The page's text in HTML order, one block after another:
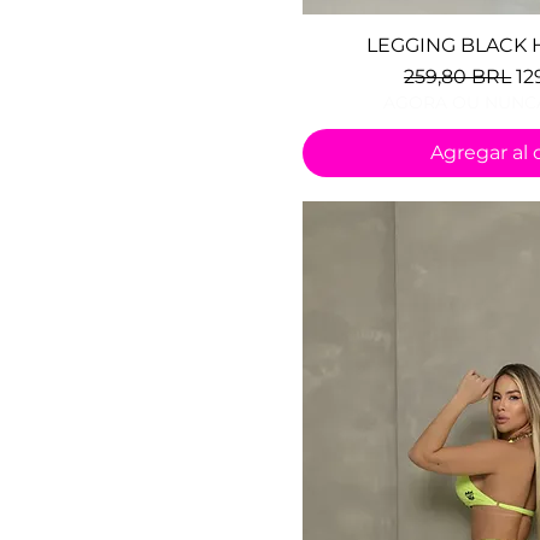
Vista
LEGGING BLACK
Precio
259,80 BRL
Agregar al